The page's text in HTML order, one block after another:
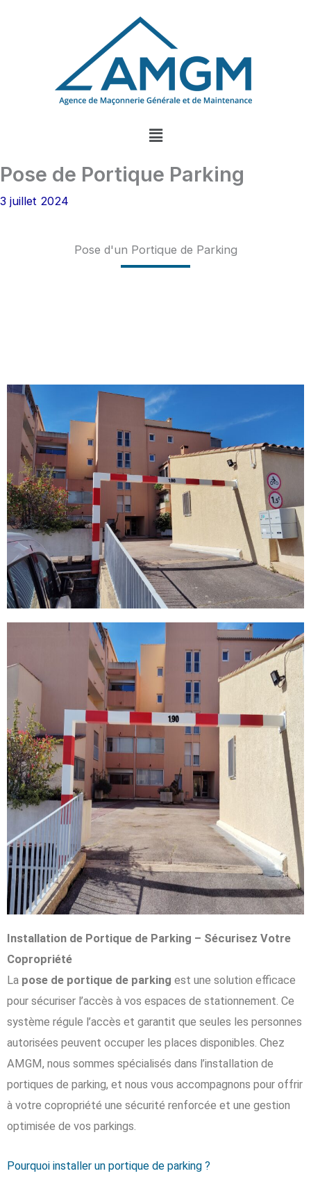
Menu
Pose de Portique Parking
3 juillet 2024
Pose d'un Portique de Parking
Installation de Portique de Parking – Sécurisez Votre
Copropriété
La pose de portique de parking est une solution efficace
pour sécuriser l’accès à vos espaces de stationnement. Ce
système régule l’accès et garantit que seules les personnes
autorisées peuvent occuper les places disponibles. Chez
AMGM, nous sommes spécialisés dans l’installation de
portiques de parking, et nous vous accompagnons pour offrir
à votre copropriété une sécurité renforcée et une gestion
optimisée de vos parkings.
Pourquoi installer un portique de parking ?